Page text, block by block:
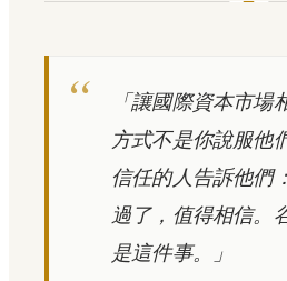
「讓國際資本市
方式不是你說服他
信任的人告訴他們
過了，值得相信。
是這件事。」